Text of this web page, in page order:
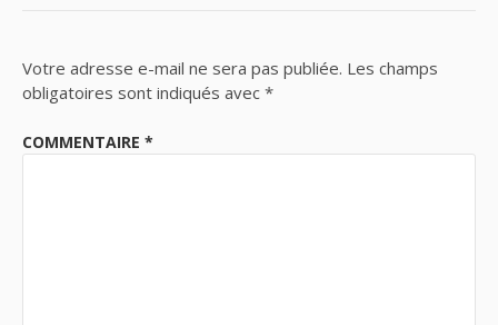
Votre adresse e-mail ne sera pas publiée. Les champs
obligatoires sont indiqués avec *
COMMENTAIRE *